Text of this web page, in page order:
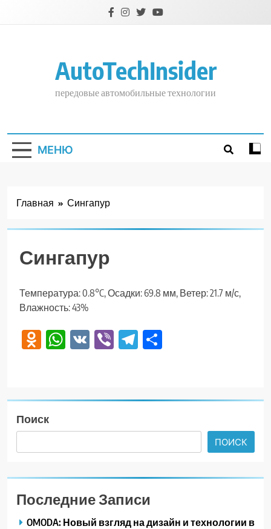
AutoTechInsider
передовые автомобильные технологии
МЕНЮ
Главная Сингапур
Сингапур
Температура: 0.8°C, Осадки: 69.8 мм, Ветер: 21.7 м/с,
Влажность: 43%
Odnoklassniki
WhatsApp
VK ViberTelegram
Поиск
ПОИСК
Последние Записи
OMODA: Новый взгляд на дизайн и технологии в